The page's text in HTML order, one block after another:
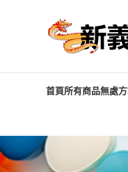
首頁所有商品無處